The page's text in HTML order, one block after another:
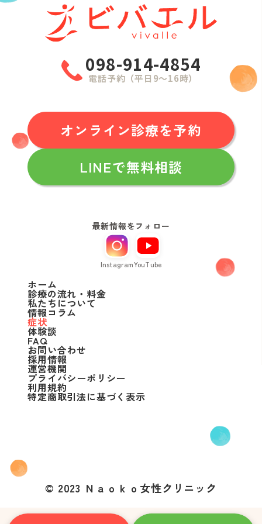
098-914-4854
電話予約（平日9〜16時）
オンライン診療を予約
LINEで無料相談
最新情報をフォロー
InstagramYouTube
ホーム
診療の流れ・料金
私たちについて
情報コラム
症状
体験談
FAQ
お問い合わせ
採用情報
運営機関
プライバシーポリシー
利用規約
特定商取引法に基づく表示
© 2023 Ｎａｏｋｏ女性クリニック